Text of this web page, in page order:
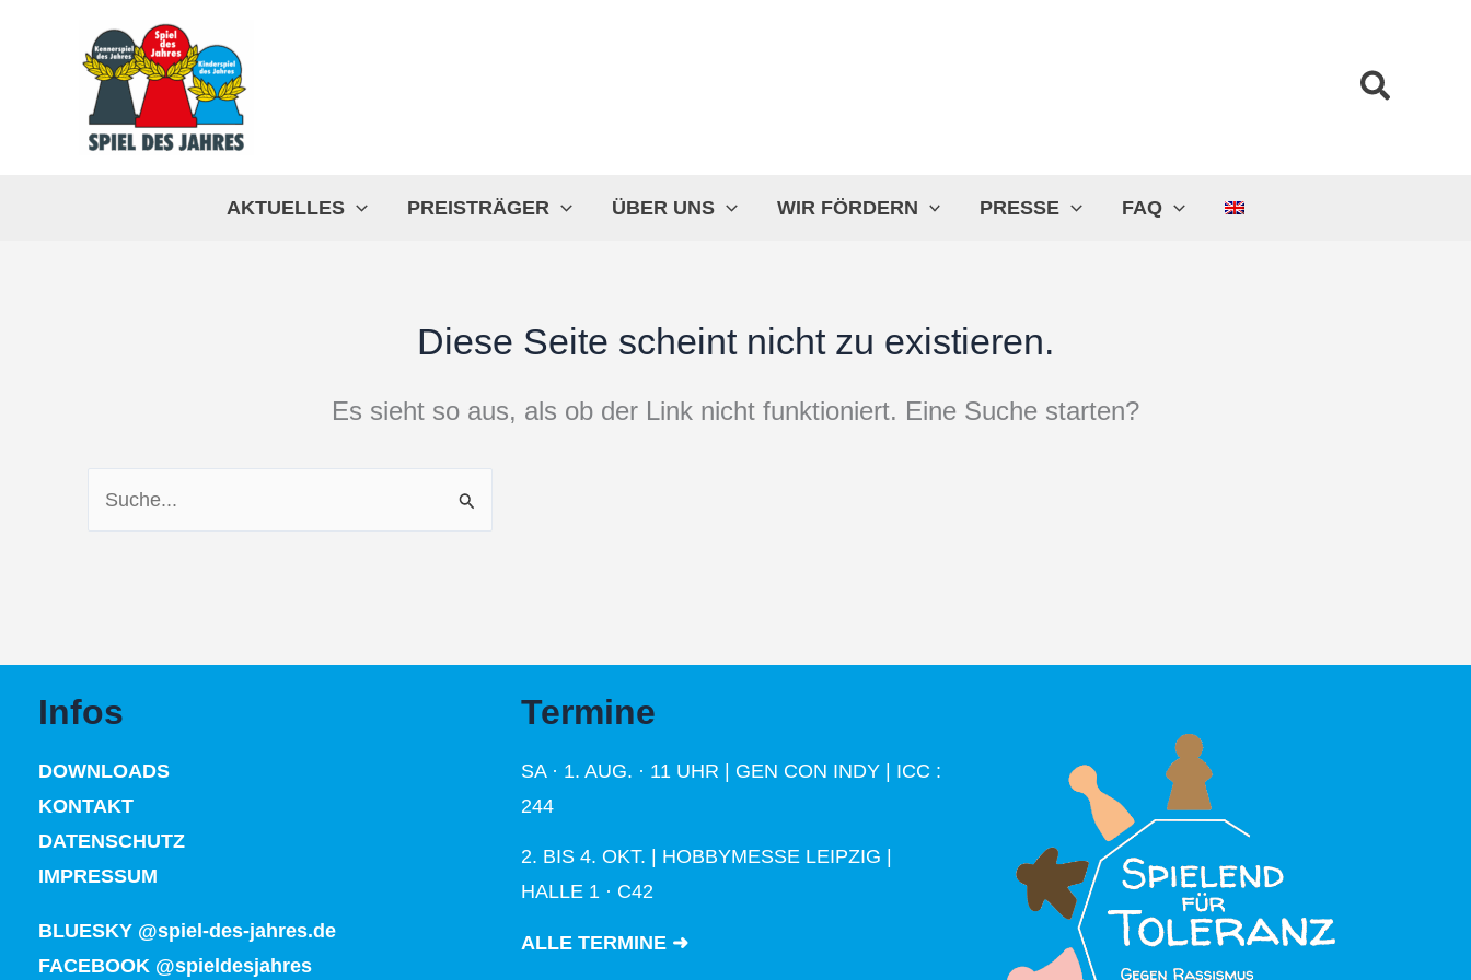
Suchen
AKTUELLES PREISTRÄGER ÜBER UNS WIR FÖRDERN PRESSE FAQ
Diese Seite scheint nicht zu existieren.
Es sieht so aus, als ob der Link nicht funktioniert. Eine Suche starten?
Infos
DOWNLOADS
KONTAKT
DATENSCHUTZ
IMPRESSUM
BLUESKY @spiel-des-jahres.de
FACEBOOK @spieldesjahres
Termine
SA · 1. AUG. · 11 UHR | GEN CON INDY | ICC :
244
2. BIS 4. OKT. | HOBBYMESSE LEIPZIG |
HALLE 1 · C42
ALLE TERMINE ➜